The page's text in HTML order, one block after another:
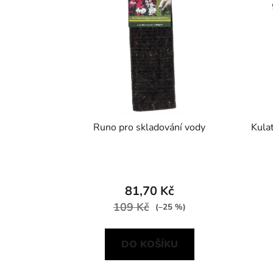
Runo pro skladování vody
81,70 Kč
109 Kč (–25 %)
DO KOŠÍKU